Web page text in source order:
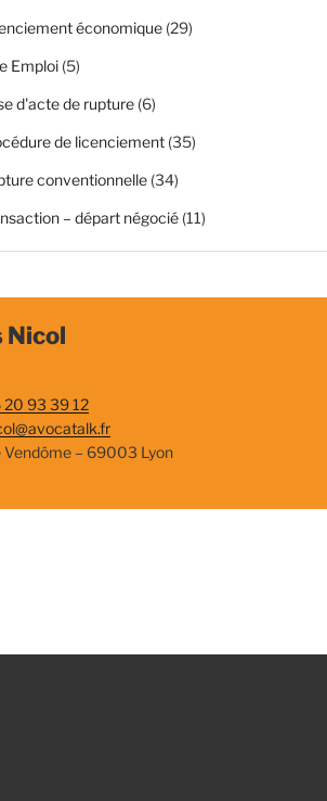
économique(29)
Emploi(5)
d'acte de rupture(6)
de licenciement(35)
conventionnelle(34)
– départ négocié(11)
Nicol
93 39 12
Vendôme – 69003 Lyon